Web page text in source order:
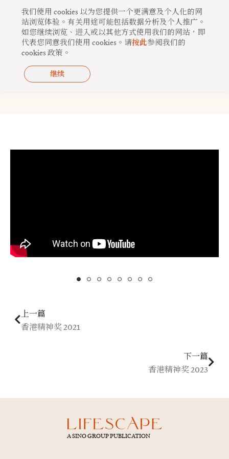
香港精神奖 2022
Prev上一篇
香港精神奖 2021
下一篇
香港精神奖 2023
A SINO GROUP PUBLICATION
我们使用 cookies 以为您提供一个更满意及个人化的网
站浏览体验。有关用途可能包括数据分析及个人推广。
如您继续浏览、进入或以其他方式使用我们的网站，即
代表您同意我们使用 cookies。请按此参阅我们的
cookies 政策。
继续